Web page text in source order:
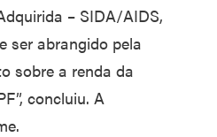
– SIDA/AIDS,
ser abrangido pela
sobre a renda da
concluiu. A